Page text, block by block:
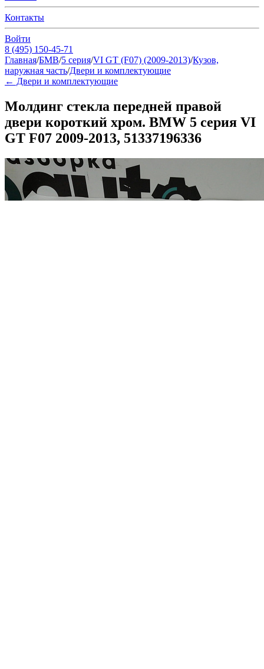
Контакты
Войти
8 (495) 150-45-71
Главная/БМВ/5 серия/VI GT (F07) (2009-2013)/Кузов,
наружная часть/Двери и комплектующие
← Двери и комплектующие
Молдинг стекла передней правой
двери короткий хром. BMW 5 серия VI
GT F07 2009-2013, 51337196336